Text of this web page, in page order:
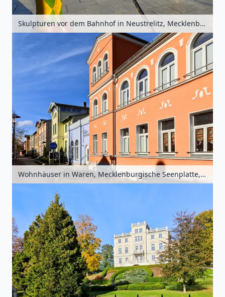
Skulpturen vor dem Bahnhof in Neustrelitz, Mecklenburgische Seenplatte, Mecklenburg-Vorpommern, Deutschland
Wohnhäuser in Waren, Mecklenburgische Seenplatte, Mecklenburg-Vorpommern, Deutschland